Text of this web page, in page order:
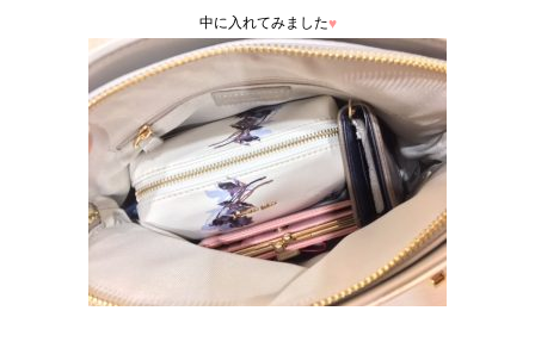
中に入れてみました♥